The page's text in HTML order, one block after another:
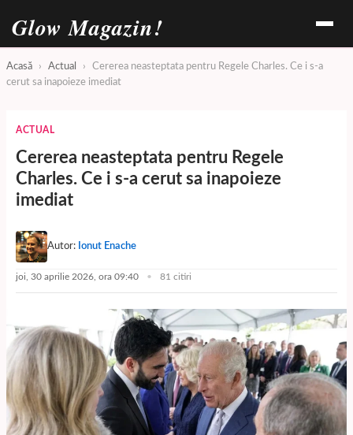
Glow Magazin!
Acasă › Actual ›
Cererea neasteptata pentru Regele Charles. Ce i s-a
cerut sa inapoieze imediat
ACTUAL
Cererea neasteptata pentru Regele
Charles. Ce i s-a cerut sa inapoieze
imediat
Autor: Ionut Enache
joi, 30 aprilie 2026, ora 09:40 81 citiri